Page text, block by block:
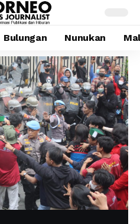
Bulungan Nunukan